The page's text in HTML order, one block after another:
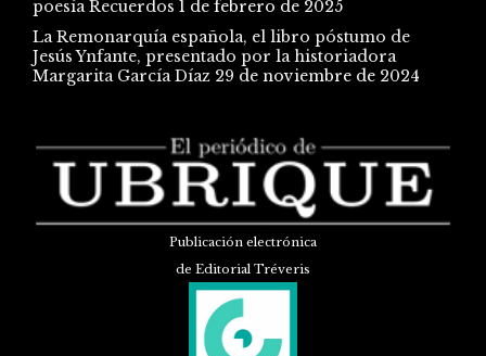
poesía Recuerdos 1 de febrero de 2025
La Remonarquía española, el libro póstumo de
Jesús Ynfante, presentado por la historiadora
Margarita García Díaz 29 de noviembre de 2024
Publicación electrónica
de Editorial Tréveris